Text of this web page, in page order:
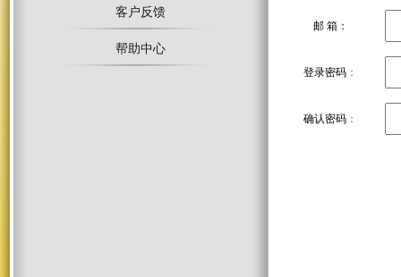
客户反馈
帮助中心
邮 箱：
登录密码 ：
确认密码 ：